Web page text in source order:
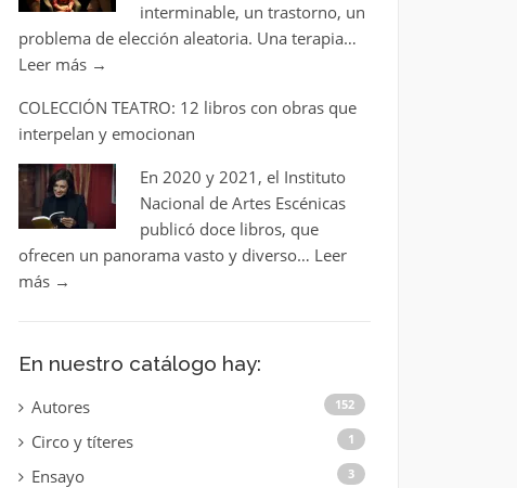
interminable, un trastorno, un
problema de elección aleatoria. Una terapia…
Leer más →
COLECCIÓN TEATRO: 12 libros con obras que
interpelan y emocionan
En 2020 y 2021, el Instituto
Nacional de Artes Escénicas
publicó doce libros, que
ofrecen un panorama vasto y diverso… Leer
más →
En nuestro catálogo hay:
Autores 152
Circo y títeres 1
Ensayo 3